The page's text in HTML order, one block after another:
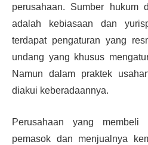
perusahaan. Sumber hukum
adalah kebiasaan dan
terdapat pengaturan yang
undang yang khusus
Namun dalam praktek
diakui keberadaannya.
Perusahaan yang
pemasok dan menjualnya